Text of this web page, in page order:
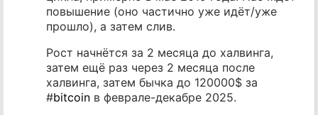
повышение (оно частично уже идёт/уже
прошло), а затем слив.
Рост начнётся за 2 месяца до халвинга,
затем ещё раз через 2 месяца после
халвинга, затем бычка до 120000$ за
#bitcoin в феврале-декабре 2025.